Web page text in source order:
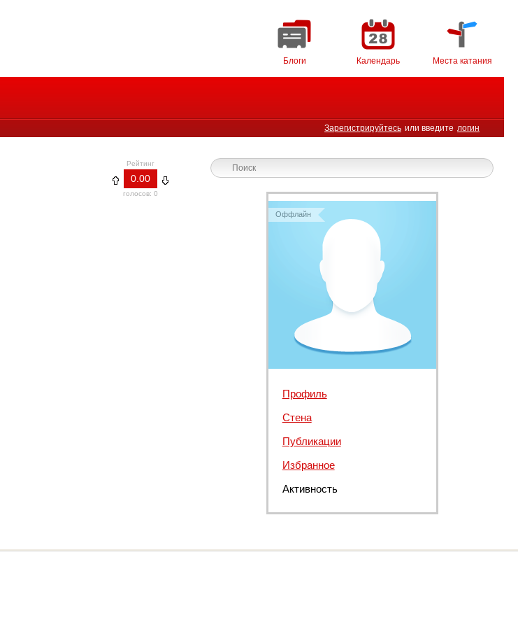
Блоги Календарь Места катания
Зарегистрируйтесь или введите логин
Рейтинг
0.00
голосов: 0
Оффлайн
Профиль
Стена
Публикации
Избранное
Активность